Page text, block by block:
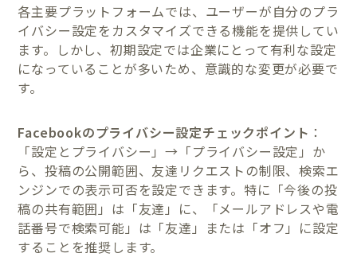
各主要プラットフォームでは、ユーザーが自分のプラ
イバシー設定をカスタマイズできる機能を提供してい
ます。しかし、初期設定では企業にとって有利な設定
になっていることが多いため、意識的な変更が必要で
す。
Facebookのプライバシー設定チェックポイント ：
「設定とプライバシー」→「プライバシー設定」か
ら、投稿の公開範囲、友達リクエストの制限、検索エ
ンジンでの表示可否を設定できます。特に「今後の投
稿の共有範囲」は「友達」に、「メールアドレスや電
話番号で検索可能」は「友達」または「オフ」に設定
することを推奨します。